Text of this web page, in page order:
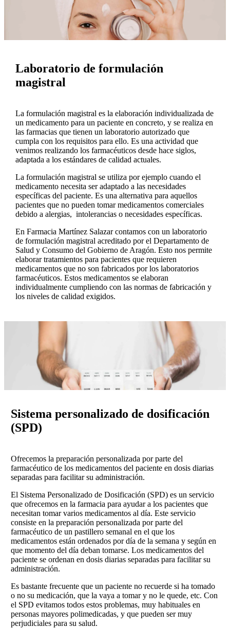
Laboratorio de formulación
magistral
La formulación magistral es la elaboración individualizada de
un medicamento para un paciente en concreto, y se realiza en
las farmacias que tienen un laboratorio autorizado que
cumpla con los requisitos para ello. Es una actividad que
venimos realizando los farmacéuticos desde hace siglos,
adaptada a los estándares de calidad actuales.
La formulación magistral se utiliza por ejemplo cuando el
medicamento necesita ser adaptado a las necesidades
específicas del paciente. Es una alternativa para aquellos
pacientes que no pueden tomar medicamentos comerciales
debido a alergias, intolerancias o necesidades específicas.
En Farmacia Martínez Salazar contamos con un laboratorio
de formulación magistral acreditado por el Departamento de
Salud y Consumo del Gobierno de Aragón. Esto nos permite
elaborar tratamientos para pacientes que requieren
medicamentos que no son fabricados por los laboratorios
farmacéuticos. Estos medicamentos se elaboran
individualmente cumpliendo con las normas de fabricación y
los niveles de calidad exigidos.
Sistema personalizado de dosificación
(SPD)
Ofrecemos la preparación personalizada por parte del
farmacéutico de los medicamentos del paciente en dosis diarias
separadas para facilitar su administración.
El Sistema Personalizado de Dosificación (SPD) es un servicio
que ofrecemos en la farmacia para ayudar a los pacientes que
necesitan tomar varios medicamentos al día. Este servicio
consiste en la preparación personalizada por parte del
farmacéutico de un pastillero semanal en el que los
medicamentos están ordenados por día de la semana y según en
que momento del día deban tomarse. Los medicamentos del
paciente se ordenan en dosis diarias separadas para facilitar su
administración.
Es bastante frecuente que un paciente no recuerde si ha tomado
o no su medicación, que la vaya a tomar y no le quede, etc. Con
el SPD evitamos todos estos problemas, muy habituales en
personas mayores polimedicadas, y que pueden ser muy
perjudiciales para su salud.